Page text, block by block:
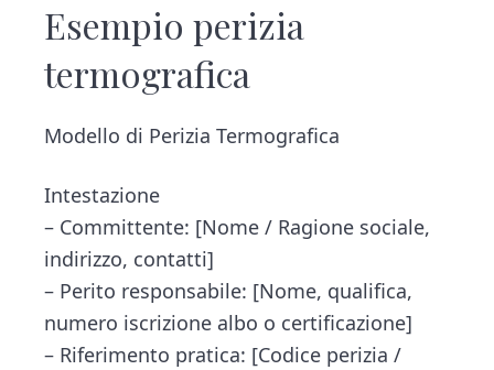
Esempio perizia
termografica​
Modello di Perizia Termografica
Intestazione
– Committente: [Nome / Ragione sociale,
indirizzo, contatti]
– Perito responsabile: [Nome, qualifica,
numero iscrizione albo o certificazione]
– Riferimento pratica: [Codice perizia /